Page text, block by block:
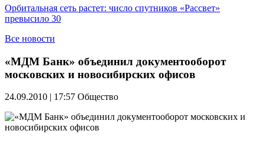
Орбитальная сеть растет: число спутников «Рассвет»
превысило 30
Все новости
«МДМ Банк» объединил документооборот
московских и новосибирских офисов
24.09.2010 | 17:57 Общество